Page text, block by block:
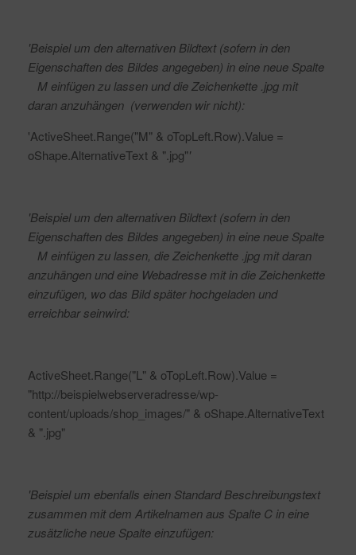
'Beispiel um den alternativen Bildtext (sofern in den
Eigenschaften des Bildes angegeben) in eine neue Spalte
M einfügen zu lassen und die Zeichenkette .jpg mit
daran anzuhängen (verwenden wir nicht):
'ActiveSheet.Range("M" & oTopLeft.Row).Value =
oShape.AlternativeText & ".jpg"'
'Beispiel um den alternativen Bildtext (sofern in den
Eigenschaften des Bildes angegeben) in eine neue Spalte
M einfügen zu lassen, die Zeichenkette .jpg mit daran
anzuhängen und eine Webadresse mit in die Zeichenkette
einzufügen, wo das Bild später hochgeladen und
erreichbar seinwird:
ActiveSheet.Range("L" & oTopLeft.Row).Value =
"http://beispielwebserveradresse/wp-
content/uploads/shop_images/" & oShape.AlternativeText
& ".jpg"
'Beispiel um ebenfalls einen Standard Beschreibungstext
zusammen mit dem Artikelnamen aus Spalte C in eine
zusätzliche neue Spalte einzufügen: